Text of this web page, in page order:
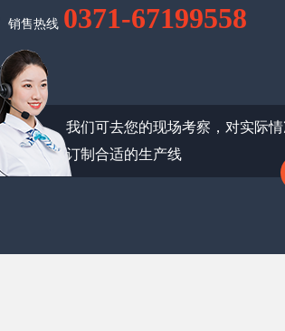
销售热线 0371-67199558
我们可去您的现场考察，对实际
订制合适的生产线